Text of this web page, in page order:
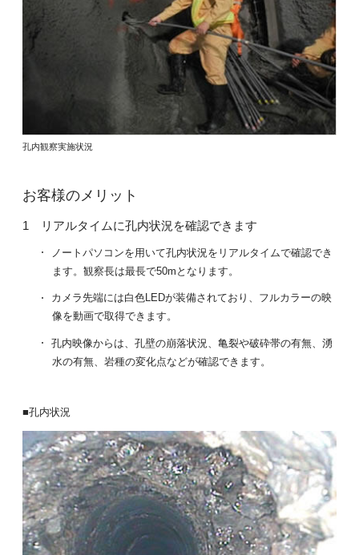
孔内観察実施状況
お客様のメリット
リアルタイムに孔内状況を確認できます
ノートパソコンを用いて孔内状況をリアルタイムで確認でき
ます。観察長は最長で50mとなります。
カメラ先端には白色LEDが装備されており、フルカラーの映
像を動画で取得できます。
孔内映像からは、孔壁の崩落状況、亀裂や破砕帯の有無、湧
水の有無、岩種の変化点などが確認できます。
■孔内状況